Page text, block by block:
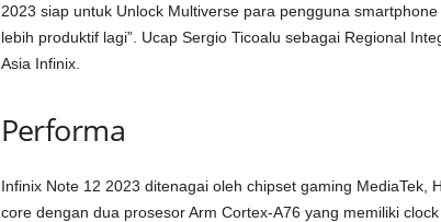
2023 siap untuk Unlock Multiverse para pengguna
lebih produktif lagi”. Ucap Sergio Ticoalu sebagai Regional
Asia Infinix.
Performa
Infinix Note 12 2023 ditenagai oleh chipset gaming MediaTek,
core dengan dua prosesor Arm Cortex-A76 yang memiliki